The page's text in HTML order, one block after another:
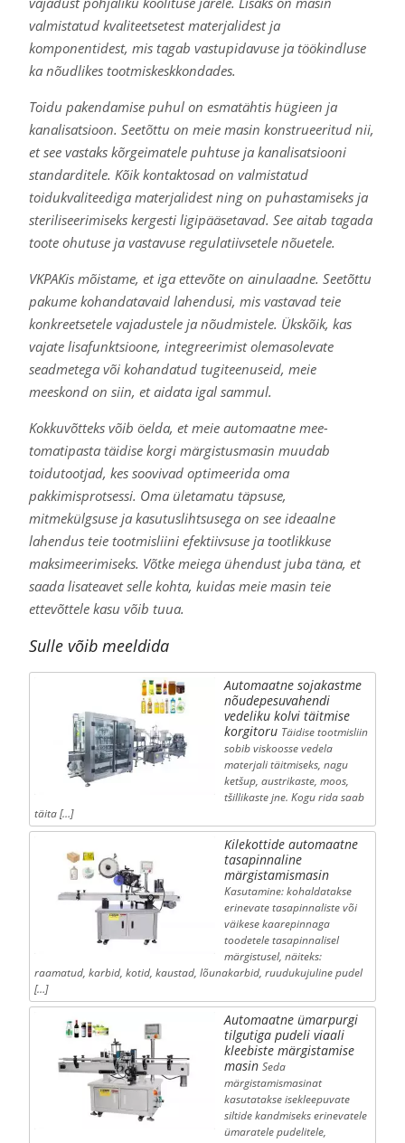
valmistatud kvaliteetsetest materjalidest ja
komponentidest, mis tagab vastupidavuse ja töökindluse
ka nõudlikes tootmiskeskkondades.
Toidu pakendamise puhul on esmatähtis hügieen ja
kanalisatsioon. Seetõttu on meie masin konstrueeritud nii,
et see vastaks kõrgeimatele puhtuse ja kanalisatsiooni
standarditele. Kõik kontaktosad on valmistatud
toidukvaliteediga materjalidest ning on puhastamiseks ja
steriliseerimiseks kergesti ligipääsetavad. See aitab tagada
toote ohutuse ja vastavuse regulatiivsetele nõuetele.
VKPAKis mõistame, et iga ettevõte on ainulaadne. Seetõttu
pakume kohandatavaid lahendusi, mis vastavad teie
konkreetsetele vajadustele ja nõudmistele. Ükskõik, kas
vajate lisafunktsioone, integreerimist olemasolevate
seadmetega või kohandatud tugiteenuseid, meie
meeskond on siin, et aidata igal sammul.
Kokkuvõtteks võib öelda, et meie automaatne mee-
tomatipasta täidise korgi märgistusmasin muudab
toidutootjad, kes soovivad optimeerida oma
pakkimisprotsessi. Oma ületamatu täpsuse,
mitmekülgsuse ja kasutuslihtsusega on see ideaalne
lahendus teie tootmisliini efektiivsuse ja tootlikkuse
maksimeerimiseks. Võtke meiega ühendust juba täna, et
saada lisateavet selle kohta, kuidas meie masin teie
ettevõttele kasu võib tuua.
Sulle võib meeldida
Automaatne sojakastme
nõudepesuvahendi
vedeliku kolvi täitmise
korgitoru Täidise tootmisliin
sobib viskoosse vedela
materjali täitmiseks, nagu
ketšup, austrikaste, moos,
tšillikaste jne. Kogu rida saab
täita […]
Kilekottide automaatne
tasapinnaline
märgistamismasin
Kasutamine: kohaldatakse
erinevate tasapinnaliste või
väikese kaarepinnaga
toodetele tasapinnalisel
märgistusel, näiteks:
raamatud, karbid, kotid, kaustad, lõunakarbid, ruudukujuline pudel
[…]
Automaatne ümarpurgi
tilgutiga pudeli viaali
kleebiste märgistamise
masin Seda
märgistamismasinat
kasutatakse isekleepuvate
siltide kandmiseks erinevatele
ümaratele pudelitele,